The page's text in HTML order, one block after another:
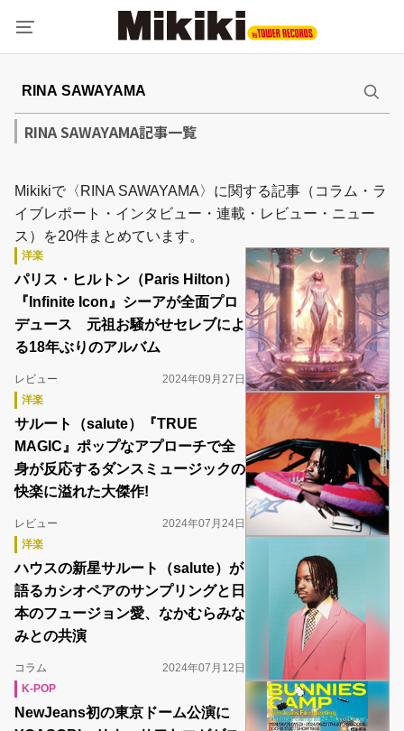
RINA SAWAYAMA記事一覧
Mikikiで〈RINA SAWAYAMA〉に関する記事（コラム・ラ
イブレポート・インタビュー・連載・レビュー・ニュー
ス）を20件まとめています。
洋楽
パリス・ヒルトン（Paris Hilton）
『Infinite Icon』シーアが全面プロ
デュース 元祖お騒がせセレブによ
る18年ぶりのアルバム
レビュー
2024年09月27日
洋楽
サルート（salute）『TRUE
MAGIC』ポップなアプローチで全
身が反応するダンスミュージックの
快楽に溢れた大傑作!
レビュー
2024年07月24日
洋楽
ハウスの新星サルート（salute）が
語るカシオペアのサンプリングと日
本のフュージョン愛、なかむらみな
みとの共演
コラム
2024年07月12日
K-POP
NewJeans初の東京ドーム公演に